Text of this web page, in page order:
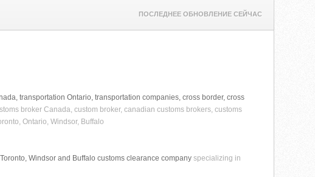
ПОСЛЕДНЕЕ ОБНОВЛЕНИЕ СЕЙЧАС
transportation Ontario, transportation companies, cross border, cross
broker Canada, custom broker, canadian customs brokers, customs
Ontario, Windsor, Buffalo
Windsor and Buffalo customs clearance companyspecializing in